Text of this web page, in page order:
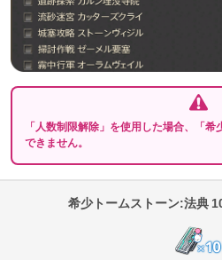
「人数制限解除」を使用した場合、「
できません。
希少トームストーン:法典